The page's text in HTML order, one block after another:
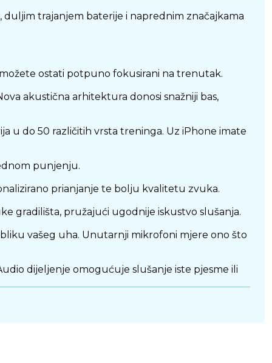
duljim trajanjem baterije i naprednim značajkama
ostati potpuno fokusirani na trenutak.
akustična arhitektura donosi snažniji bas,
u do 50 različitih vrsta treninga. Uz iPhone imate
punjenju.
prianjanje te bolju kvalitetu zvuka.
gradilišta, pružajući ugodnije iskustvo slušanja.
vašeg uha. Unutarnji mikrofoni mjere ono što
dijeljenje omogućuje slušanje iste pjesme ili